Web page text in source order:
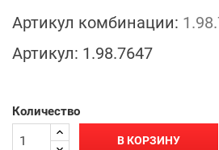
Артикул комбинации:
Артикул: 1.98.7647
Количество
В КОРЗИНУ